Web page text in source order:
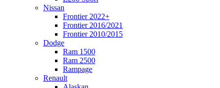
Nissan
Frontier 2022+
Frontier 2016/2021
Frontier 2010/2015
Dodge
Ram 1500
Ram 2500
Rampage
Renault